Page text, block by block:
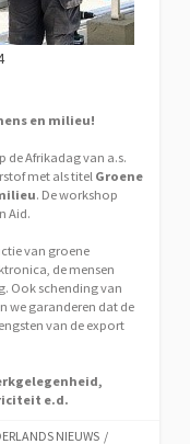
en milieu!
de Afrikadag van a.s.
met als titel Groene
. De workshop
Aid.
van groene
de mensen
Ook schending van
we garanderen dat de
van de export
e.d.
NIEUWS /